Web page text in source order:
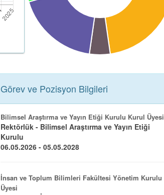
Görev ve Pozisyon Bilgileri
Bilimsel Araştırma ve Yayın Etiği Kurulu Kurul Üyesi
Rektörlük - Bilimsel Araştırma ve Yayın Etiği
Kurulu
06.05.2026 - 05.05.2028
İnsan ve Toplum Bilimleri Fakültesi Yönetim Kurulu
Üyesi